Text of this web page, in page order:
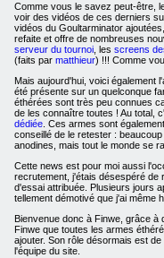
Comme vous le savez peut-être,
voir des vidéos de ces derniers
vidéos du Goultarminator
refaite et offre de nombreuses
serveur du tournoi, les screens
(faits par matthieur) !!! Comme
Mais aujourd'hui, voici également
été présente sur un quelconque
éthérées sont très peu connues
de les connaître toutes ! Au total,
dédiée. Ces armes sont
conseillé de le retester :
anodines, mais tout le monde se
Cette news est pour moi aussi
recrutement, j'étais désespéré de
d'essai attribuée. Plusieurs jours
tellement démotivé que j'ai même
Bienvenue donc à Finwe, grâce
Finwe que toutes les armes
ajouter. Son rôle désormais est
l'équipe du site.